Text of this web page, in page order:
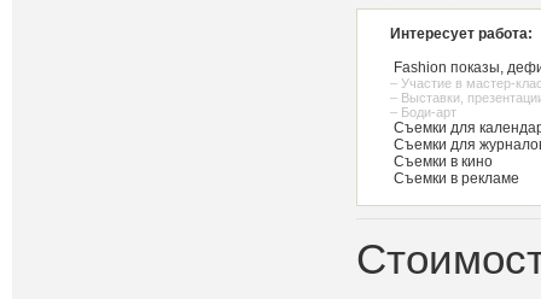
Интересует работа:
Fashion показы,
– Участие в мастер-
– Выставки,
– Боди-арт
Съемки для
Съемки для
Съемки в кино
Съемки в рекламе